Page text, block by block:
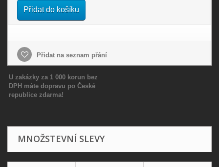
Přidat do košíku
Přidat na seznam přání
U zakázky za 1 000 korun bez
DPH máte dopravu po České
republice zdarma!
MNOŽSTEVNÍ SLEVY